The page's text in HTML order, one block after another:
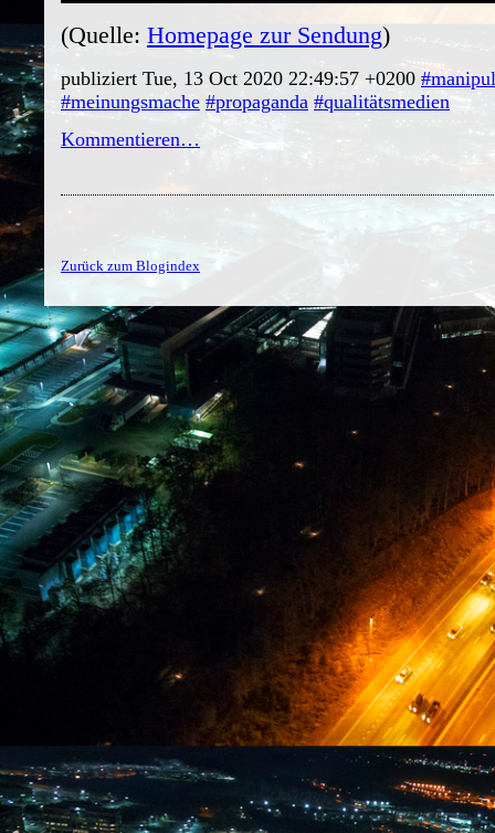
(Quelle: Homepage zur Sendung)
publiziert Tue, 13 Oct 2020 22:49:57 +0200
#meinungsmache #propaganda #qualitätsmedien
Kommentieren…
Zurück zum Blogindex